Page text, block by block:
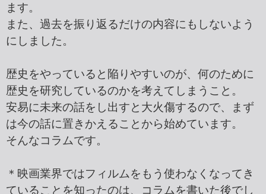
ます。
また、過去を振り返るだけの内容にもしないよう
にしました。
歴史をやっていると陥りやすいのが、何のために
歴史を研究しているのかを考えてしまうこと。
安易に未来の話をし出すと大火傷するので、まず
は今の話に置きかえることから始めています。
そんなコラムです。
＊映画業界ではフィルムをもう使わなくなってき
ていることを知ったのは、コラムを書いた後でし